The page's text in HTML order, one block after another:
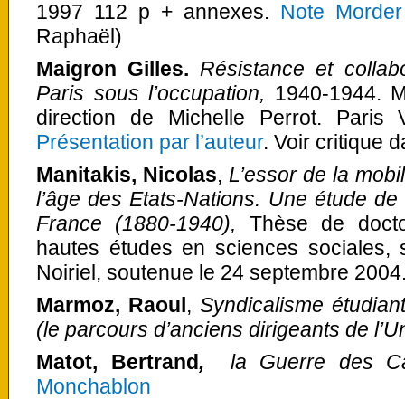
1997 112 p + annexes. Note Morder
Raphaël)
Maigron Gilles. Résistance et
Paris sous l’occupation, 1940-1944.
direction de Michelle Perrot. Paris
Présentation par l’auteur. Voir critique
Manitakis, Nicolas, L’essor de la
l’âge des Etats-Nations. Une étude
France (1880-1940), Thèse de
hautes études en sciences
Noiriel, soutenue le 24 septembre
Marmoz, Raoul, Syndicalisme
(le parcours d’anciens dirigeants de
Matot, Bertrand, la Guerre des
Monchablon